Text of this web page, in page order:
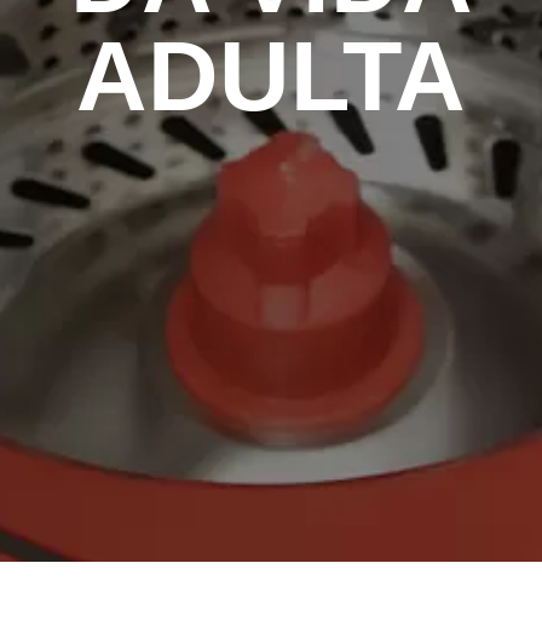
ADULTA